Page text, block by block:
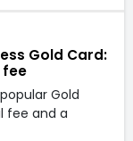
Gold Card:
fee
Gold
fee and a